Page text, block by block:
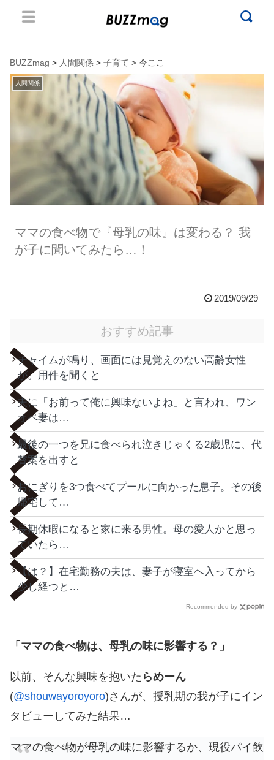
BUZZmag > 人間関係 > 子育て > 今ここ
人間関係
ママの食べ物で『母乳の味』は変わる？ 我
が子に聞いてみたら…！
2019/09/29
おすすめ記事
チャイムが鳴り、画面には見覚えのない高齢女性
が。用件を聞くと
夫に「お前って俺に興味ないよね」と言われ、ワン
オペ妻は…
最後の一つを兄に食べられ泣きじゃくる2歳児に、代
替案を出すと
おにぎりを3つ食べてプールに向かった息子。その後
帰宅して…
長期休暇になると家に来る男性。母の愛人かと思っ
ていたら…
【は？】在宅勤務の夫は、妻子が寝室へ入ってから
少し経つと…
Recommended by
「ママの食べ物は、母乳の味に影響する？」
以前、そんな興味を抱いた らめーん
(@shouwayoroyoro)さんが、授乳期の我が子にイン
タビューしてみた結果…
ママの食べ物が母乳の味に影響するか、現役パイ飲